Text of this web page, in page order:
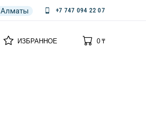
Алматы +7 747 094 22 07
ИЗБРАННОЕ
0
0₸